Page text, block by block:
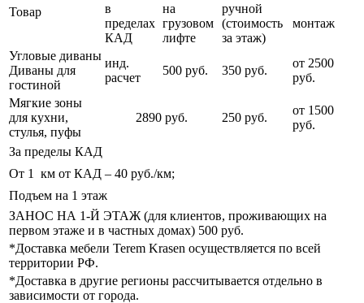
Товар
в
пределах
КАД
на
грузовом
лифте
ручной
(стоимость
за этаж)
монтаж
Угловые диваны
Диваны для
гостиной
инд.
расчет
500 руб. 350 руб.
от 2500
руб.
Мягкие зоны
для кухни,
стулья, пуфы
2890 руб. 250 руб.
от 1500
руб.
За пределы КАД
От 1 км от КАД – 40 руб./км;
Подъем на 1 этаж
ЗАНОС НА 1-Й ЭТАЖ (для клиентов, проживающих на
первом этаже и в частных домах) 500 руб.
*Доставка мебели Terem Krasen осуществляется по всей
территории РФ.
*Доставка в другие регионы рассчитывается отдельно в
зависимости от города.